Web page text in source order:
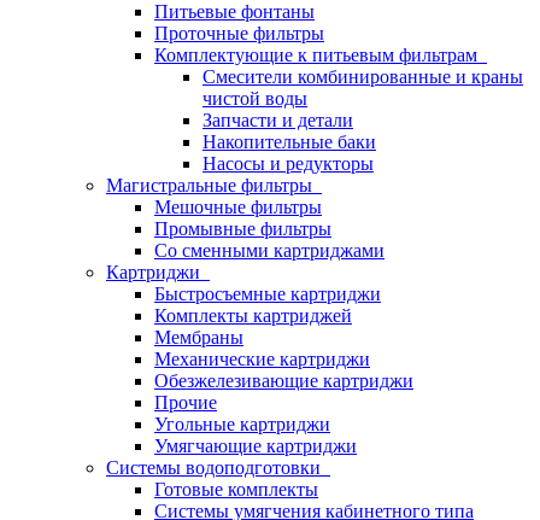
Питьевые фонтаны
Проточные фильтры
Комплектующие к питьевым фильтрам
Смесители комбинированные и краны
чистой воды
Запчасти и детали
Накопительные баки
Насосы и редукторы
Магистральные фильтры
Мешочные фильтры
Промывные фильтры
Со сменными картриджами
Картриджи
Быстросъемные картриджи
Комплекты картриджей
Мембраны
Механические картриджи
Обезжелезивающие картриджи
Прочие
Угольные картриджи
Умягчающие картриджи
Системы водоподготовки
Готовые комплекты
Системы умягчения кабинетного типа